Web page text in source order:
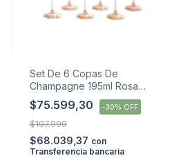
Set De 6 Copas De
Champagne 195ml Rosa
Miuri
$75.599,30 -30% OFF
$107.999
$68.039,37 con
Transferencia bancaria